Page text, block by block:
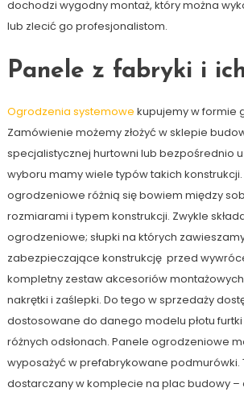
dochodzi wygodny montaż, który można
lub zlecić go profesjonalistom.
Panele z fabryki i
Ogrodzenia systemowe kupujemy w formie
Zamówienie możemy złożyć w sklepie
specjalistycznej hurtowni lub bezpośrednio
wyboru mamy wiele typów takich
ogrodzeniowe różnią się bowiem między
rozmiarami i typem konstrukcji. Zwykle
ogrodzeniowe; słupki na których
zabezpieczające konstrukcję przed
kompletny zestaw akcesoriów
nakrętki i zaślepki. Do tego w sprzedaży
dostosowane do danego modelu płotu
różnych odsłonach. Panele ogrodzeniowe
wyposażyć w prefabrykowane podmurówki.
dostarczany w komplecie na plac budowy –